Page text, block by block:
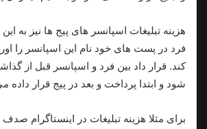
هزینه تبلیغات اسپانسر های پیج ها نیز به
فرد در پست های خود نام این اسپانسر را
کند. قرار داد بین فرد و اسپانسر قبل از
شود و ابتدا پرداخت و بعد در پیج قرار داده
برای مثلا هزینه تبلیغات در اینستاگرام صدف